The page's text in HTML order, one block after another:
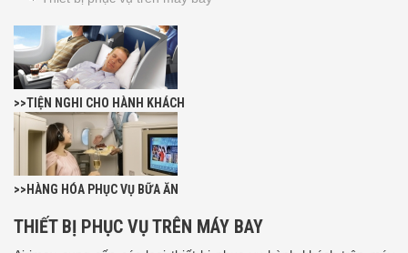
>>TIỆN NGHI CHO HÀNH KHÁCH
>>HÀNG HÓA PHỤC VỤ BỮA ĂN
THIẾT BỊ PHỤC VỤ TRÊN MÁY BAY